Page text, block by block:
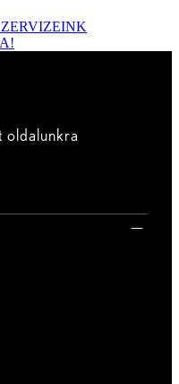
oldalunkra